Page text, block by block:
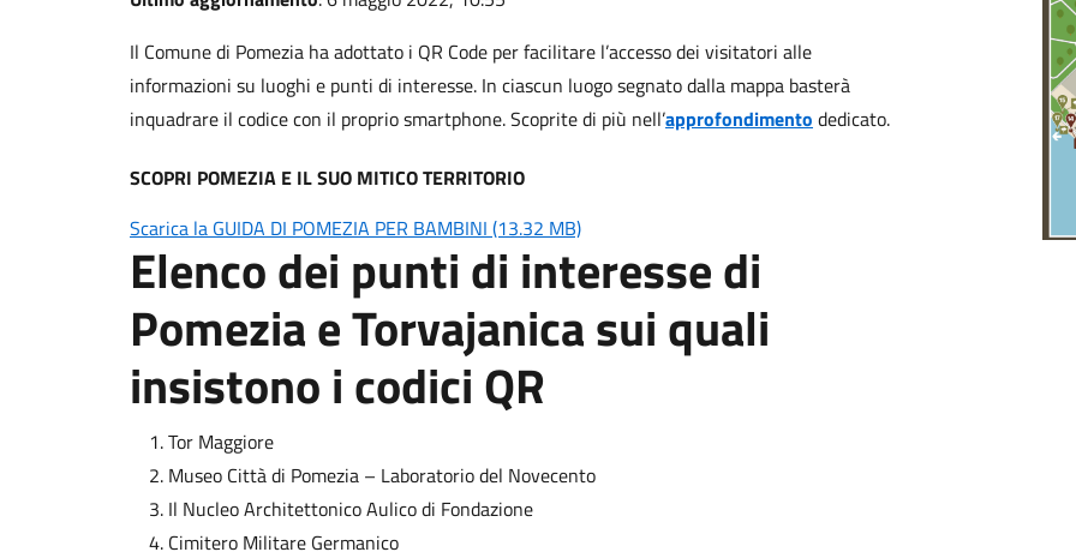
Il Comune di Pomezia ha adottato i QR Code per facilitare l’accesso dei visitatori alle
informazioni su luoghi e punti di interesse. In ciascun luogo segnato dalla mappa basterà
inquadrare il codice con il proprio smartphone. Scoprite di più nell’approfondimento dedicato.
SCOPRI POMEZIA E IL SUO MITICO TERRITORIO
Scarica la GUIDA DI POMEZIA PER BAMBINI (13.32 MB)
Elenco dei punti di interesse di
Pomezia e Torvajanica sui quali
insistono i codici QR
Tor Maggiore
Museo Città di Pomezia – Laboratorio del Novecento
Il Nucleo Architettonico Aulico di Fondazione
Cimitero Militare Germanico